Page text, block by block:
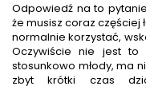
Odpowiedź na to
że musisz coraz częściej
normalnie korzystać,
Oczywiście nie jest to
stosunkowo młody, ma
zbyt krótki czas